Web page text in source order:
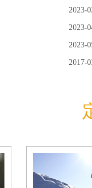
2023-
2023-
2023-
2017-